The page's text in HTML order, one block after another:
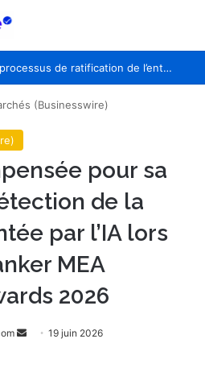
Le syndicat entame le processus de ratification de l’entente de principe avec WestJet
(Businesswire)
pour sa
de la
par l’IA lors
MEA
2026
19 juin 2026